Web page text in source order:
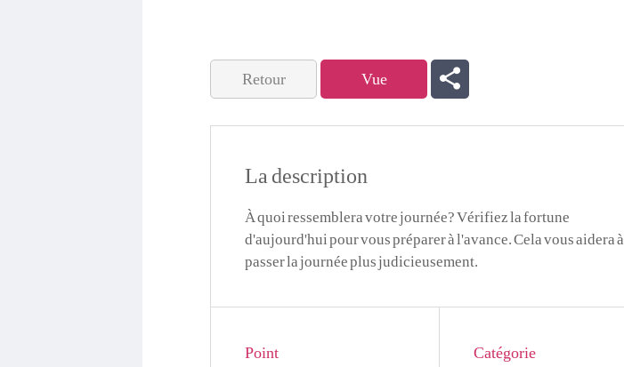
Retour Vue
La description
À quoi ressemblera votre journée? Vérifiez la fortune
d'aujourd'hui pour vous préparer à l'avance. Cela vous aidera à
passer la journée plus judicieusement.
Point Catégorie